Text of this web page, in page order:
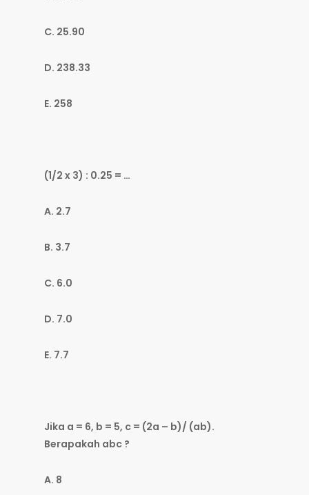
C. 25.90
D. 238.33
E. 258
(1/2 x 3) : 0.25 = …
A. 2.7
B. 3.7
C. 6.0
D. 7.0
E. 7.7
Jika a = 6, b = 5, c = (2a – b)/ (ab).
Berapakah abc ?
A. 8